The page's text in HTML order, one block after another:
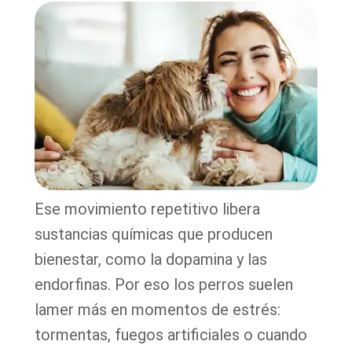
Ese movimiento repetitivo libera
sustancias químicas que producen
bienestar, como la dopamina y las
endorfinas. Por eso los perros suelen
lamer más en momentos de estrés:
tormentas, fuegos artificiales o cuando